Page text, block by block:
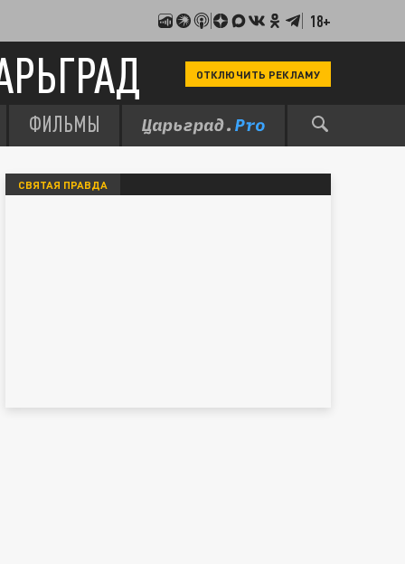
18+
ОТКЛЮЧИТЬ РЕКЛАМУ
ФИЛЬМЫ
СВЯТАЯ ПРАВДА